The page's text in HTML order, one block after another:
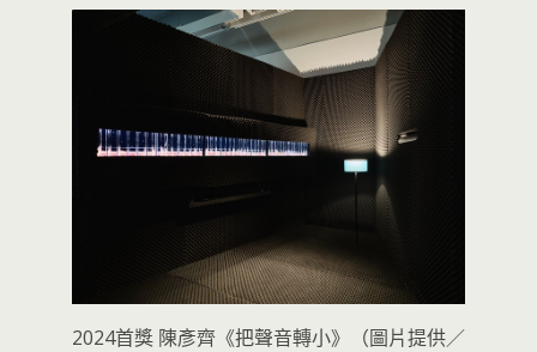
2024首獎 陳彥齊《把聲音轉小》（圖片提供／